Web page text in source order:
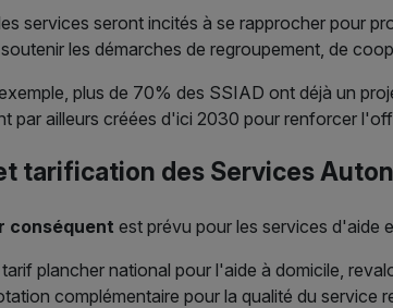
services seront incités à se rapprocher pour
les démarches de regroupement, de
plus de 70% des SSIAD ont déjà un
par ailleurs créées d'ici 2030 pour renforcer
tarification des Services
conséquent est prévu pour les services d'aide
plancher national pour l'aide à domicile,
complémentaire pour la qualité du service